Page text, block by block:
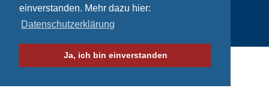
einverstanden. Mehr dazu hier:
Datenschutzerklärung
Ja, ich bin einverstanden